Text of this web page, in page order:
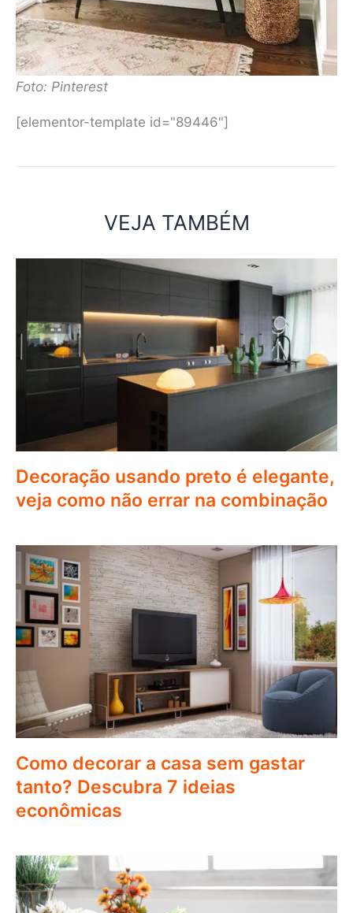
Foto: Pinterest
[elementor-template id="89446"]
VEJA TAMBÉM
Decoração usando preto é elegante,
veja como não errar na combinação
Como decorar a casa sem gastar
tanto? Descubra 7 ideias
econômicas